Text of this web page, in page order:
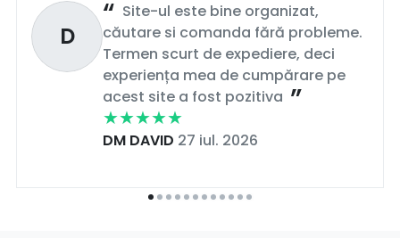
D
Site-ul este bine organizat,
căutare si comanda fără probleme.
Termen scurt de expediere, deci
experiența mea de cumpărare pe
acest site a fost pozitiva
DM DAVID 27 iul. 2026